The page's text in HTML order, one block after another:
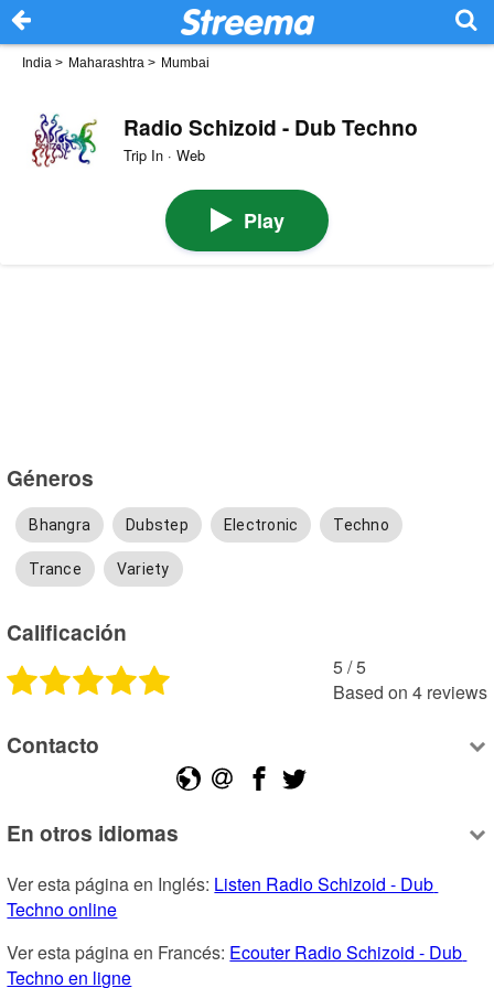
India > Maharashtra > Mumbai
Radio Schizoid - Dub Techno
Trip In · Web
Play
Géneros
Bhangra Dubstep Electronic Techno
Trance Variety
Calificación
5 /5
Based on 4 reviews
Contacto
En otros idiomas
Ver esta página en Inglés: Listen Radio Schizoid - Dub
Techno online
Ver esta página en Francés: Ecouter Radio Schizoid - Dub
Techno en ligne